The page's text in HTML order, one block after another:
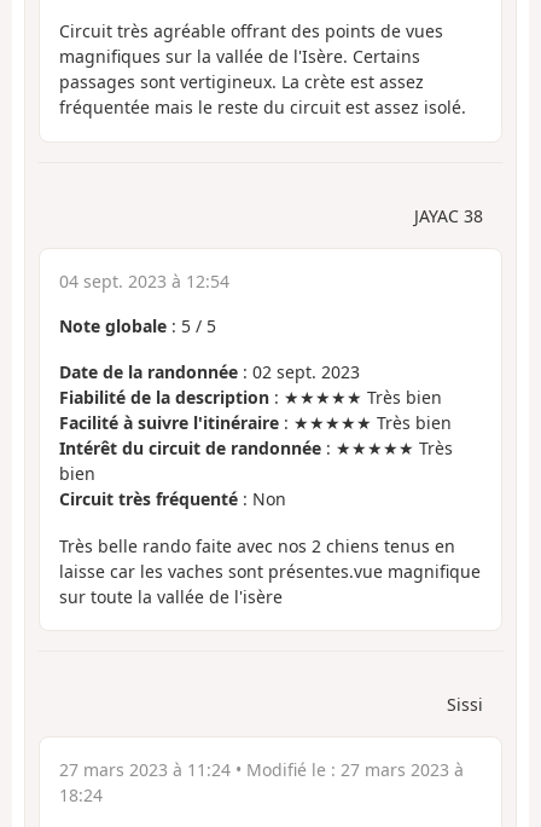
Circuit très agréable offrant des points de vues
magnifiques sur la vallée de l'Isère. Certains
passages sont vertigineux. La crète est assez
fréquentée mais le reste du circuit est assez isolé.
JAYAC 38
04 sept. 2023 à 12:54
Note globale : 5 / 5
Date de la randonnée : 02 sept. 2023
Fiabilité de la description : ★★★★★ Très bien
Facilité à suivre l'itinéraire : ★★★★★ Très bien
Intérêt du circuit de randonnée : ★★★★★ Très
bien
Circuit très fréquenté : Non
Très belle rando faite avec nos 2 chiens tenus en
laisse car les vaches sont présentes.vue magnifique
sur toute la vallée de l'isère
Sissi
27 mars 2023 à 11:24 • Modifié le : 27 mars 2023 à
18:24